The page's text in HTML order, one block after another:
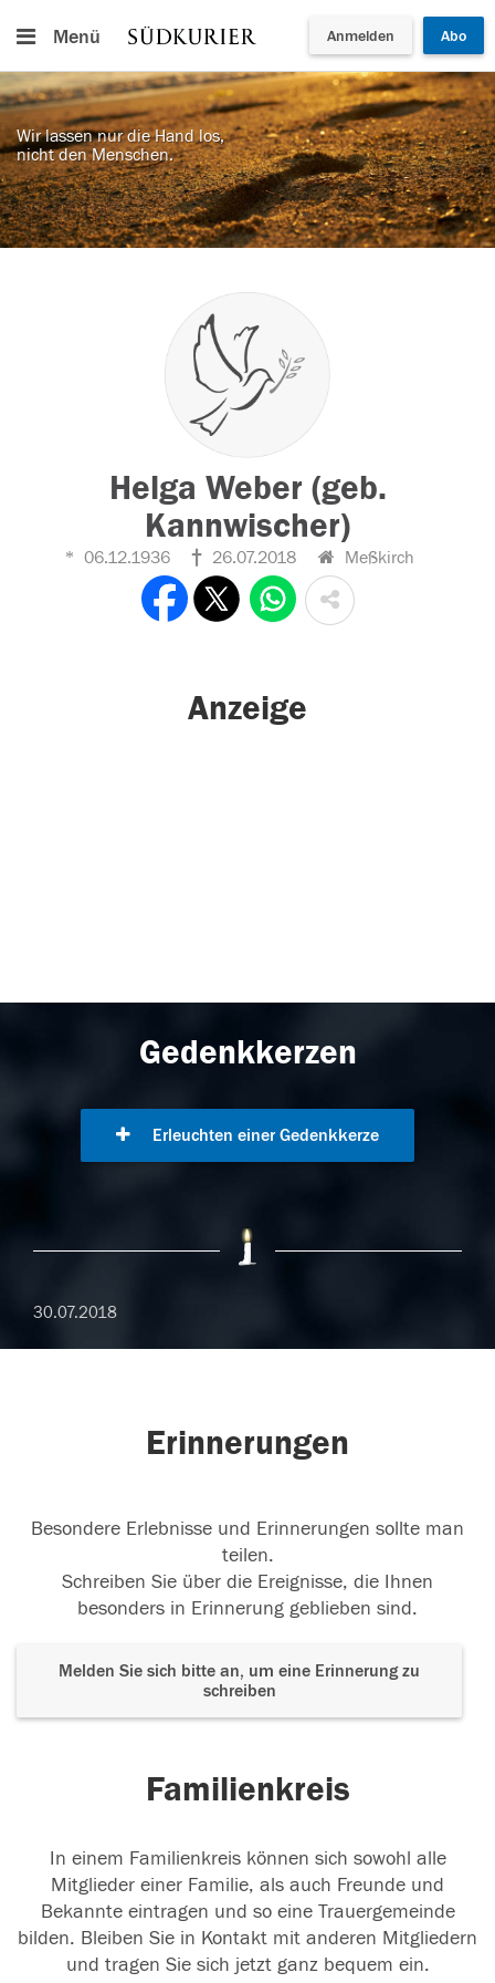
Menü Anmelden Abo
Wir lassen nur die Hand los,
nicht den Menschen.
Helga Weber (geb.
Kannwischer)
06.12.1936 26.07.2018 Meßkirch
Anzeige
Gedenkkerzen
Erleuchten einer Gedenkkerze
30.07.2018
Erinnerungen
Besondere Erlebnisse und Erinnerungen sollte man
teilen.
Schreiben Sie über die Ereignisse, die Ihnen
besonders in Erinnerung geblieben sind.
Melden Sie sich bitte an, um eine Erinnerung zu
schreiben
Familienkreis
In einem Familienkreis können sich sowohl alle
Mitglieder einer Familie, als auch Freunde und
Bekannte eintragen und so eine Trauergemeinde
bilden. Bleiben Sie in Kontakt mit anderen Mitgliedern
und tragen Sie sich jetzt ganz bequem ein.